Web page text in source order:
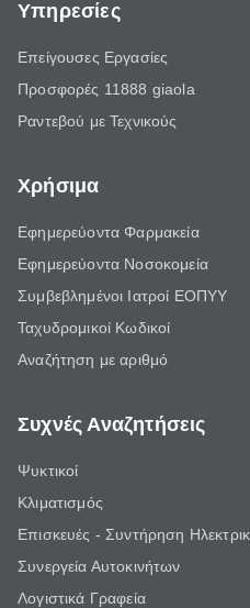
Υπηρεσίες
Επείγουσες Εργασίες
Προσφορές 11888 giaola
Ραντεβού με Τεχνικούς
Χρήσιμα
Εφημερεύοντα Φαρμακεία
Εφημερεύοντα Νοσοκομεία
Συμβεβλημένοι Ιατροί ΕΟΠΥΥ
Ταχυδρομικοί Κωδικοί
Αναζήτηση με αριθμό
Συχνές Αναζητήσεις
Ψυκτικοί
Κλιματισμός
Επισκευές - Συντήρηση
Συνεργεία Αυτοκινήτων
Λογιστικά Γραφεία